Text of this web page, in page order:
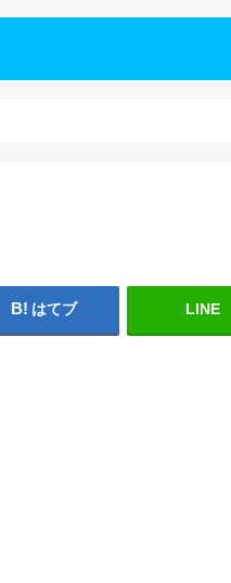
はてブ LINE